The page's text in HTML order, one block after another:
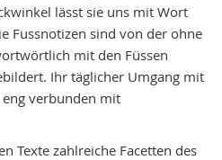
lässt sie uns mit Wort
Fussnotizen sind von der ohne
mit den Füssen
Ihr täglicher Umgang mit
eng verbunden mit
Texte zahlreiche Facetten des